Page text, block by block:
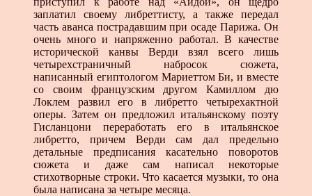
заплатил своему либреттисту, а так­же передал
часть аванса пострадавшим при осаде Парижа. Он
очень много и напряженно работал. В качестве
исто­рической канвы Верди взял всего лишь
четырехстранич­ный набросок сюжета,
написанный египтологом Мариеттом Би, и вместе
со своим французским другом Камиллом дю
Локлем развил его в либретто четырехактной
оперы. Затем он предложил итальянскому поэту
Гисланцони пе­реработать его в итальянское
либретто, причем Верди сам дал предельно
детальные предписания касательно поворо­тов
сюжета и даже сам написал некоторые
стихотворные строки. Что касается музыки, то она
была написана за четыре месяца.